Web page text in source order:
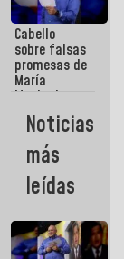
organización
política más
sólida de
Venezuela
Cabello
sobre falsas
promesas de
María
Machado:
¿Quién le
puede creer?
¿Y la gente
que ella iba
a salvar en
La Guaira?
Noticias
más
leídas